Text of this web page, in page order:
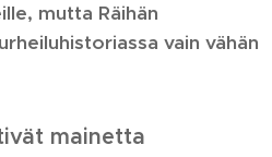
mutta Räihän
vain vähän
mainetta